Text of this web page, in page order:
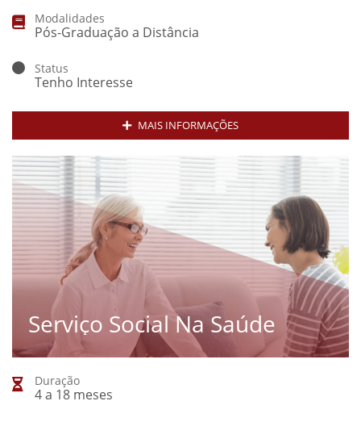
Modalidades
Pós-Graduação a Distância
Status
Tenho Interesse
MAIS INFORMAÇÕES
Serviço Social Na Saúde
Duração
4 a 18 meses